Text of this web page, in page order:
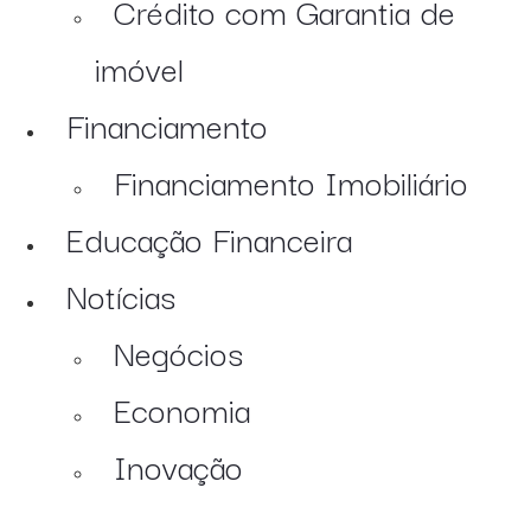
Crédito com Garantia de
imóvel
Financiamento
Financiamento Imobiliário
Educação Financeira
Notícias
Negócios
Economia
Inovação